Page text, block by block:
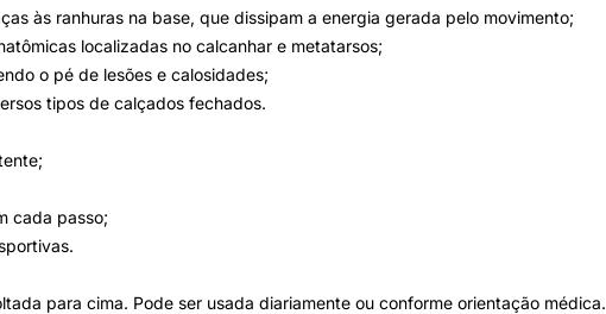
às ranhuras na base, que dissipam a energia gerada pelo movimento;
localizadas no calcanhar e metatarsos;
o pé de lesões e calosidades;
tipos de calçados fechados.
cada passo;
para cima. Pode ser usada diariamente ou conforme orientação médica.